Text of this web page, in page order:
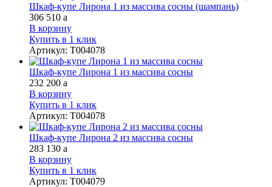
Шкаф-купе Лирона 1 из массива сосны (шампань)
306 510 a
В корзину
Купить в 1 клик
Артикул: Т004078
Шкаф-купе Лирона 1 из массива сосны
232 200 a
В корзину
Купить в 1 клик
Артикул: Т004078
Шкаф-купе Лирона 2 из массива сосны
283 130 a
В корзину
Купить в 1 клик
Артикул: Т004079